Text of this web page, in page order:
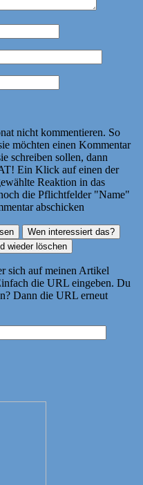
nicht kommentieren. So
möchten einen Kommentar
schreiben sollen, dann
Ein Klick auf einen der
Reaktion in das
die Pflichtfelder "Name"
abschicken
sich auf meinen Artikel
die URL eingeben. Du
Dann die URL erneut